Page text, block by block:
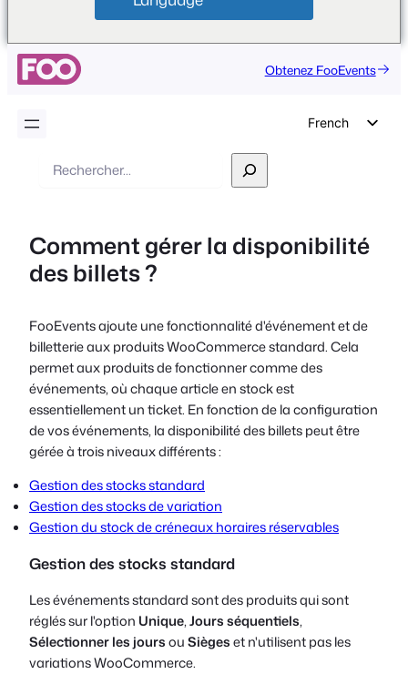
Obtenez FooEvents
French
Spanish
Polish
Czech
Recherche
Comment gérer la disponibilité
des billets ?
FooEvents ajoute une fonctionnalité d'événement et de
billetterie aux produits WooCommerce standard. Cela
permet aux produits de fonctionner comme des
événements, où chaque article en stock est
essentiellement un ticket. En fonction de la configuration
de vos événements, la disponibilité des billets peut être
gérée à trois niveaux différents :
Gestion des stocks standard
Gestion des stocks de variation
Gestion du stock de créneaux horaires réservables
Gestion des stocks standard
Les événements standard sont des produits qui sont
réglés sur l'optionUnique,Jours séquentiels,
Sélectionner les joursouSiègeset n'utilisent pas les
variations WooCommerce.